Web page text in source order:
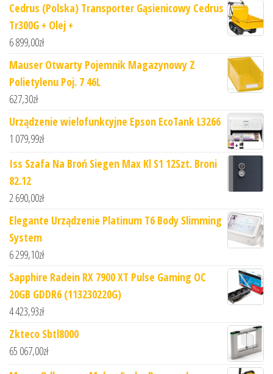
Cedrus (Polska) Transporter Gąsienicowy Cedrus
Tr300G + Olej +
6 899,00zł
Mauser Otwarty Pojemnik Magazynowy Z
Polietylenu Poj. 7 46L
627,30zł
Urządzenie wielofunkcyjne Epson EcoTank L3266
1 079,99zł
Iss Szafa Na Broń Siegen Max Kl S1 12Szt. Broni
82.12
2 690,00zł
Elegante Urządzenie Platinum T6 Body Slimming
System
6 299,10zł
Sapphire Radein RX 7900 XT Pulse Gaming OC
20GB GDDR6 (113230220G)
4 423,93zł
Zkteco Sbtl8000
65 067,00zł